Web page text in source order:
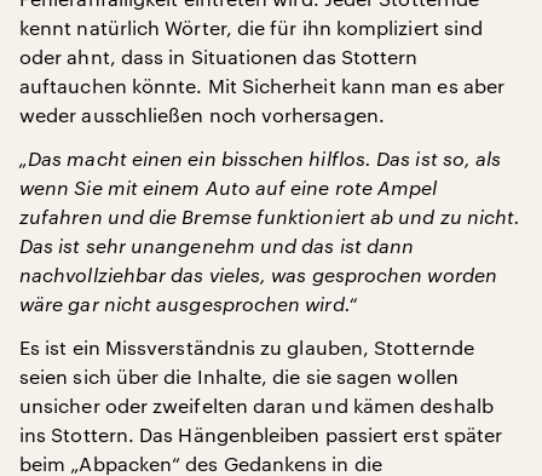
kennt natürlich Wörter, die für ihn kompliziert sind
oder ahnt, dass in Situationen das Stottern
auftauchen könnte. Mit Sicherheit kann man es aber
weder ausschließen noch vorhersagen.
„Das macht einen ein bisschen hilflos. Das ist so, als
wenn Sie mit einem Auto auf eine rote Ampel
zufahren und die Bremse funktioniert ab und zu nicht.
Das ist sehr unangenehm und das ist dann
nachvollziehbar das vieles, was gesprochen worden
wäre gar nicht ausgesprochen wird.“
Es ist ein Missverständnis zu glauben, Stotternde
seien sich über die Inhalte, die sie sagen wollen
unsicher oder zweifelten daran und kämen deshalb
ins Stottern. Das Hängenbleiben passiert erst später
beim „Abpacken“ des Gedankens in die